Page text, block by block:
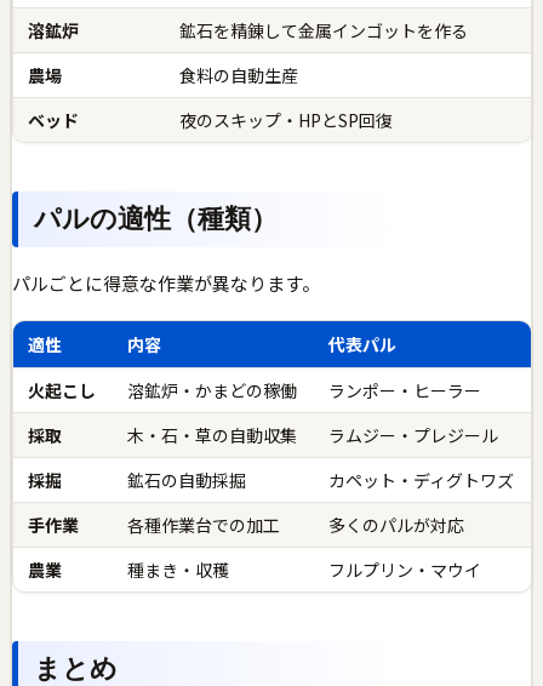
溶鉱炉
鉱石を精錬して金属インゴットを作る
農場
食料の自動生産
ベッド
夜のスキップ・HPとSP回復
パルの適性（種類）
パルごとに得意な作業が異なります。
適性 内容
代表パル
火起こし
溶鉱炉・かまどの稼働
ランポー・ヒーラー
採取
木・石・草の自動収集
ラムジー・プレジール
採掘
鉱石の自動採掘
カペット・ディグトワズ
手作業
各種作業台での加工
多くのパルが対応
農業
種まき・収穫 フルプリン・マウイ
まとめ